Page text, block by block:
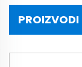
PROIZVODI